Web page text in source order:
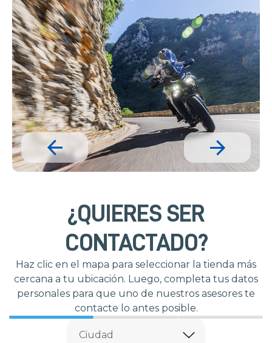
¿QUIERES SER
CONTACTADO?
Haz clic en el mapa para seleccionar la tienda más
cercana a tu ubicación. Luego, completa tus datos
personales para que uno de nuestros asesores te
contacte lo antes posible.